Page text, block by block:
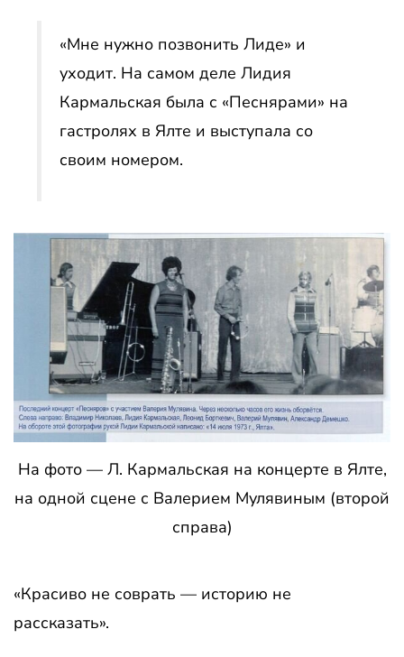
«Мне нужно позвонить Лиде» и
уходит. На самом деле Лидия
Кармальская была с «Песнярами» на
гастролях в Ялте и выступала со
своим номером.
На фото — Л. Кармальская на концерте в Ялте,
на одной сцене с Валерием Мулявиным (второй
справа)
«Красиво не соврать — историю не
рассказать».